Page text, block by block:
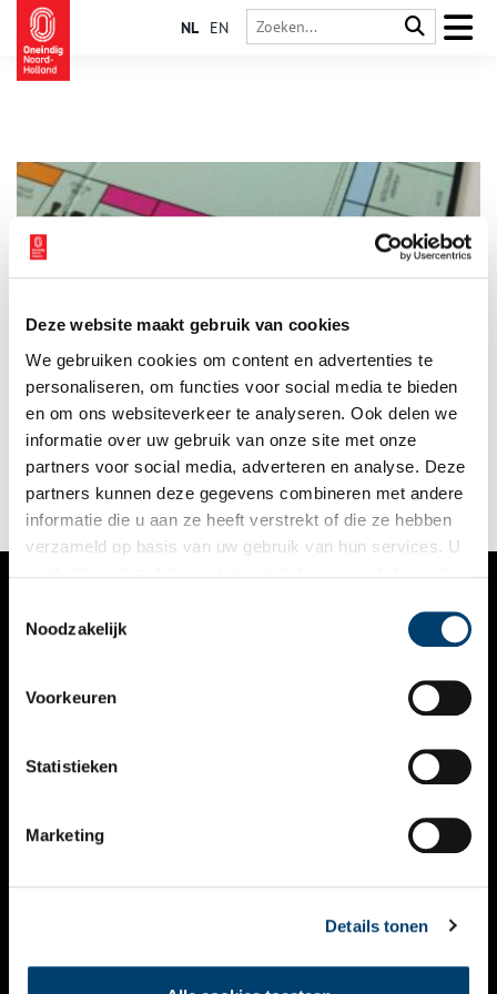
Deze website maakt gebruik van cookies
We gebruiken cookies om content en advertenties te
personaliseren, om functies voor social media te bieden
en om ons websiteverkeer te analyseren. Ook delen we
informatie over uw gebruik van onze site met onze
partners voor social media, adverteren en analyse. Deze
partners kunnen deze gegevens combineren met andere
informatie die u aan ze heeft verstrekt of die ze hebben
verzameld op basis van uw gebruik van hun services. U
Noodzakelijk
Voorkeuren
Statistieken
Marketing
Details tonen
NL EN
Monopoly is een bekend gezelschapsspel dat bij veel
Nederlandse gezinnen in de kast staat. Het is in veel
verschillende talen en versies uitgebracht. Tussen de grote
Nederlandse steden staat Haarlem, waar spelers de Houtstraat,
Zijlweg en Barteljorisstraat kunnen kopen. Maar hoe is
Haarlem op het spelbord terecht gekomen?
VERHALEN
KALENDER
THEMA’S
VIDEO’S
CONTACT